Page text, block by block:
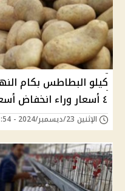
كيلو البطاطس بكام
٤ أسعار وراء انخفاض أسعار البطاطس والطماطم
الإثنين 23/ديسمبر/2024 - 01:54 م